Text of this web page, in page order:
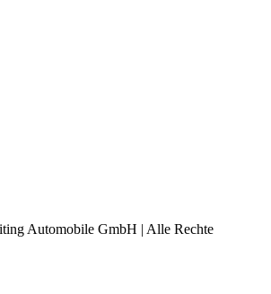
Automobile GmbH | Alle Rechte